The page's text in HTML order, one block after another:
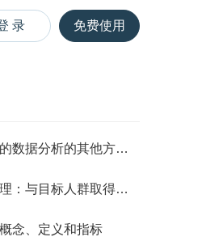
录 免费使用
探索性研究的数据分析的其他方法（
调研项目管理：与目标人群取得联系
念、定义和指标